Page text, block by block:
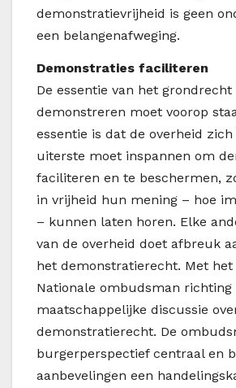
demonstratievrijheid is geen
een belangenafweging.
Demonstraties faciliteren
De essentie van het
demonstreren moet voorop
essentie is dat de overheid
uiterste moet inspannen om
faciliteren en te beschermen,
in vrijheid hun mening – hoe
– kunnen laten horen. Elke
van de overheid doet afbreuk
het demonstratierecht. Met
Nationale ombudsman richting
maatschappelijke discussie
demonstratierecht. De
burgerperspectief centraal en
aanbevelingen een